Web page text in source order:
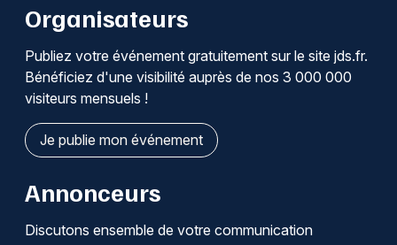
Organisateurs
Publiez votre événement gratuitement sur le site jds.fr.
Bénéficiez d'une visibilité auprès de nos 3 000 000
visiteurs mensuels !
Je publie mon événement
Annonceurs
Discutons ensemble de votre communication